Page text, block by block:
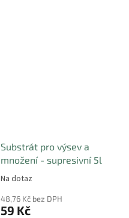
Substrát pro výsev a
množení - supresivní 5l
Na dotaz
48,76 Kč bez DPH
59 Kč